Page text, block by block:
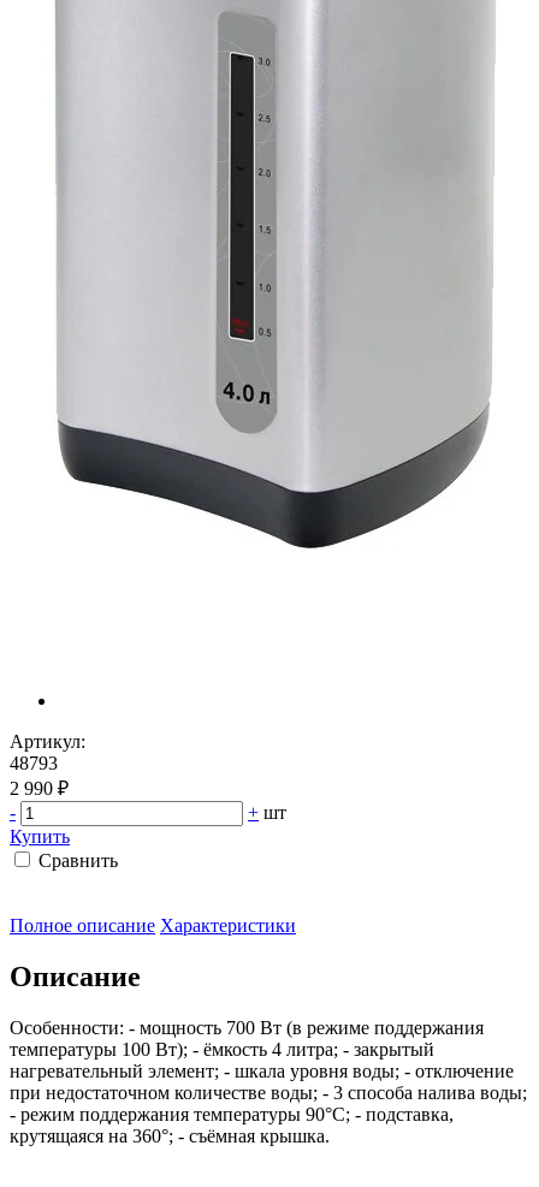
Артикул:
48793
2 990 ₽
-
+ шт
Купить
Сравнить
Полное описание Характеристики
Описание
Особенности: - мощность 700 Вт (в режиме поддержания
температуры 100 Вт); - ёмкость 4 литра; - закрытый
нагревательный элемент; - шкала уровня воды; - отключение
при недостаточном количестве воды; - 3 способа налива воды;
- режим поддержания температуры 90°C; - подставка,
крутящаяся на 360°; - съёмная крышка.